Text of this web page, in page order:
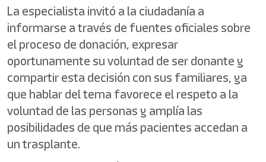
La especialista invitó a la ciudadanía a
informarse a través de fuentes oficiales sobre
el proceso de donación, expresar
oportunamente su voluntad de ser donante y
compartir esta decisión con sus familiares, ya
que hablar del tema favorece el respeto a la
voluntad de las personas y amplía las
posibilidades de que más pacientes accedan a
un trasplante.